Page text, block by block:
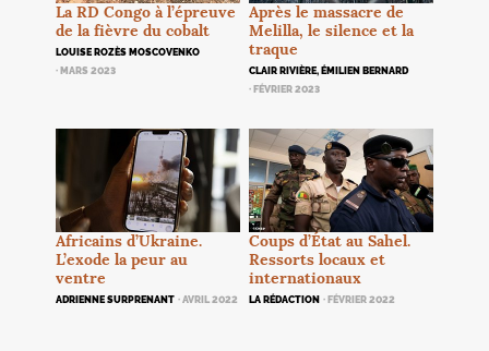
LaRD Congo à l’épreuve
de la fièvre du cobalt
LOUISE ROZÈS MOSCOVENKO
· MARS 2023
Après le massacre de
Melilla, le silence et la
traque
CLAIR RIVIÈRE, ÉMILIEN BERNARD
· FÉVRIER 2023
Africains d’Ukraine.
L’exode la peur au
ventre
ADRIENNE SURPRENANT · AVRIL 2022
Coups d’État au Sahel.
Ressorts locaux et
internationaux
LA RÉDACTION · FÉVRIER 2022